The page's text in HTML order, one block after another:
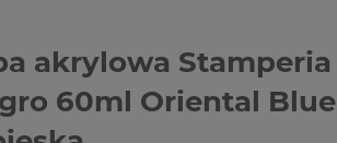
akrylowa Stamperia
60ml Oriental Blue